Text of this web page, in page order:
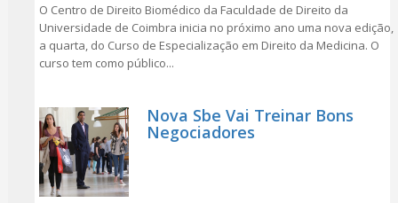
O Centro de Direito Biomédico da Faculdade de Direito da
Universidade de Coimbra inicia no próximo ano uma nova edição,
a quarta, do Curso de Especialização em Direito da Medicina. O
curso tem como público...
Nova Sbe Vai Treinar Bons
Negociadores